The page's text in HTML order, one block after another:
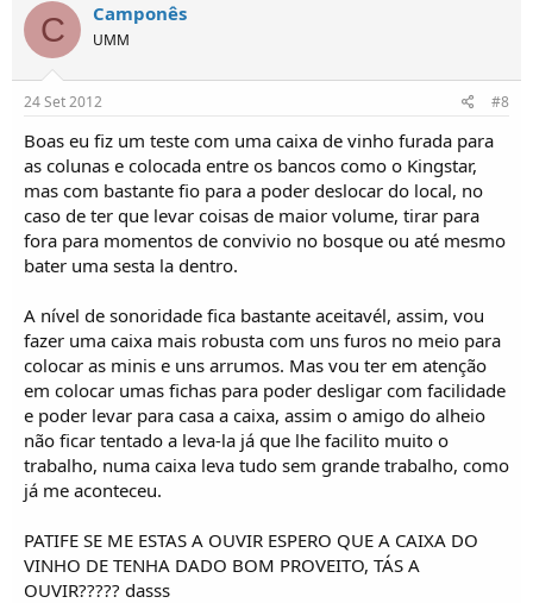
C Camponês
UMM
24 Set 2012 #8
Boas eu fiz um teste com uma caixa de vinho furada para
as colunas e colocada entre os bancos como o Kingstar,
mas com bastante fio para a poder deslocar do local, no
caso de ter que levar coisas de maior volume, tirar para
fora para momentos de convivio no bosque ou até mesmo
bater uma sesta la dentro.
A nível de sonoridade fica bastante aceitavél, assim, vou
fazer uma caixa mais robusta com uns furos no meio para
colocar as minis e uns arrumos. Mas vou ter em atenção
em colocar umas fichas para poder desligar com facilidade
e poder levar para casa a caixa, assim o amigo do alheio
não ficar tentado a leva-la já que lhe facilito muito o
trabalho, numa caixa leva tudo sem grande trabalho, como
já me aconteceu.
PATIFE SE ME ESTAS A OUVIR ESPERO QUE A CAIXA DO
VINHO DE TENHA DADO BOM PROVEITO, TÁS A
OUVIR????? dasss